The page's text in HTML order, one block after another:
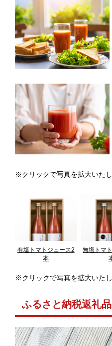
※クリックで写真を拡大いたし
有塩トマトジュース2
本
無塩トマ
※クリックで写真を拡大いたし
ふるさと納税返礼